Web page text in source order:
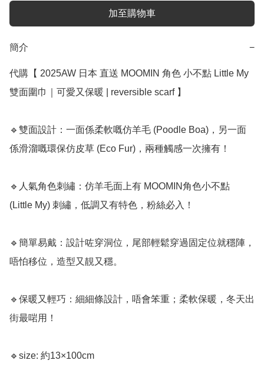
加至購物車
簡介 −
代購【 2025AW 日本 直送 MOOMIN 角色 小不點 Little My
雙面圍巾｜可愛又保暖 | reversible scarf 】
🔹雙面設計：一面係柔軟嘅仿羊毛 (Poodle Boa)，另一面
係滑溜嘅環保仿皮草 (Eco Fur)，兩種觸感一次擁有！
🔹人氣角色刺繡：仿羊毛面上有 MOOMIN角色小不點
(Little My) 刺繡，低調又有特色，粉絲必入！
🔹簡單易戴：設計咗穿洞位，尾部輕鬆穿過固定位就穩陣，
唔怕移位，造型又靚又穩。
🔹保暖又輕巧：細細條設計，唔會笨重；柔軟保暖，冬天出
街最啱用！
🔹size: 約13×100cm